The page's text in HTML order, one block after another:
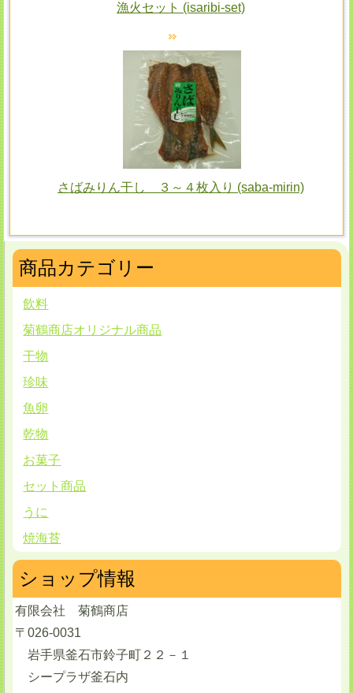
漁火セット (isaribi-set)
さばみりん干し ３～４枚入り (saba-mirin)
商品カテゴリー
飲料
菊鶴商店オリジナル商品
干物
珍味
魚卵
乾物
お菓子
セット商品
うに
焼海苔
ショップ情報
有限会社 菊鶴商店
〒026-0031
岩手県釜石市鈴子町２２－１
シープラザ釜石内